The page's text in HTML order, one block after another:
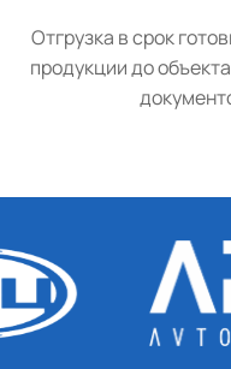
Отгрузка в срок
продукции до